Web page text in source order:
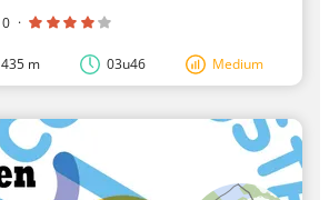
0 ·
435 m 03u46 Medium